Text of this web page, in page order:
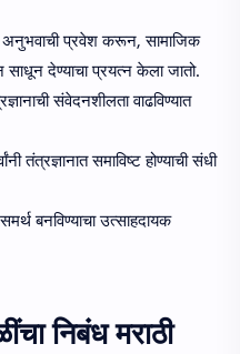
अनुभवाची प्रवेश करून, सामाजिक
देण्याचा प्रयत्न केला जातो.
संवेदनशीलता वाढविण्यात
तंत्रज्ञानात समाविष्ट होण्याची संधी
बनविण्याचा उत्साहदायक
निबंध मराठी